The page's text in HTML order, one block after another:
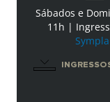
Sábados e
11h |
Sympla